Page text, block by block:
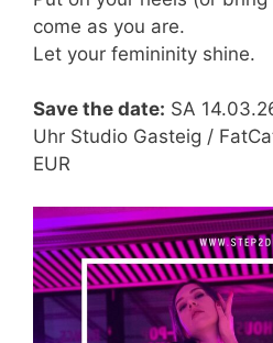
come as you are.
Let your femininity shine.
Save the date: SA
Uhr Studio Gasteig /
EUR